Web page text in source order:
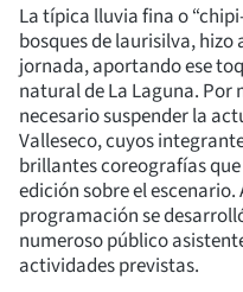
La típica lluvia fina o
bosques de laurisilva,
jornada, aportando ese
natural de La Laguna. Por
necesario suspender la
Valleseco, cuyos
brillantes coreografías
edición sobre el escenario.
programación se
numeroso público
actividades previstas.